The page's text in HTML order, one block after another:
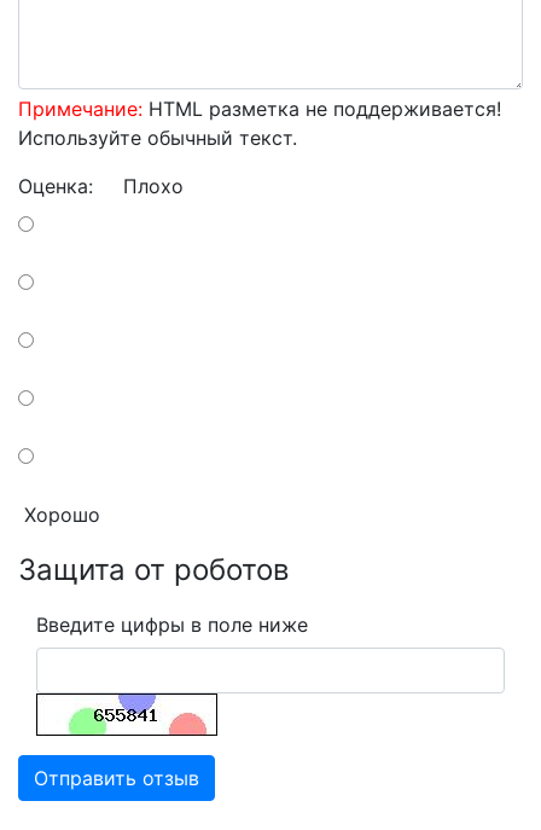
Примечание: HTML разметка не поддерживается!
Используйте обычный текст.
Оценка: Плохо
Хорошо
Защита от роботов
Введите цифры в поле ниже
Отправить отзыв